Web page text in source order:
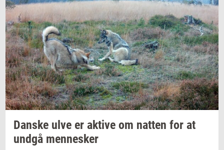
Dan­ske ulve er ak­ti­ve om nat­ten for at
undgå men­ne­sker